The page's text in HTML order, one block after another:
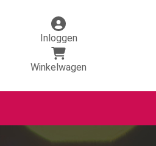
Inloggen
Winkelwagen